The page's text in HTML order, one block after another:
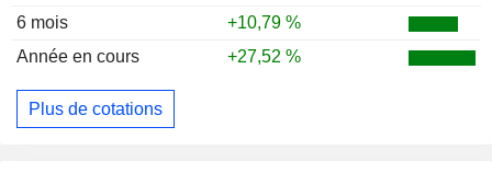
6 mois
+10,79 %
Année en cours
+27,52 %
Plus de cotations